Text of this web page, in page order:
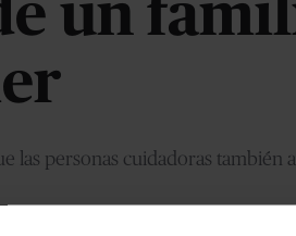
un
las personas cuidadoras también